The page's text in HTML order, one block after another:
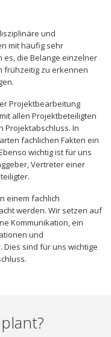
und
mit häufig sehr
die Belange einzelner
frühzeitig zu erkennen
Projektbearbeitung
allen Projektbeteiligten
Projektabschluss. In
fachlichen Fakten ein
wichtig ist für uns
Vertreter einer
einem fachlich
werden. Wir setzen auf
Kommunikation, ein
und
sind für uns wichtige